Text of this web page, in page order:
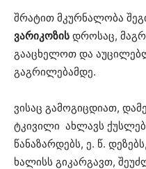
შრატით მკურნალობა
ვარიკოზის დროსაც,
გააცხელოთ და
გაგრილებამდე.
ვისაც გამოგიცდიათ,
ტკივილი ახლავს
წანაზარდებს, ე. წ.
ხალისს გიკარგავთ,